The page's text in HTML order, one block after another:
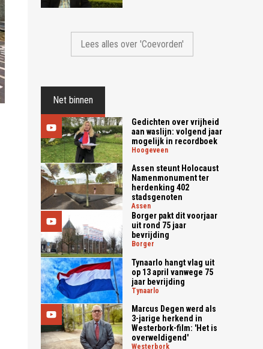
Lees alles over 'Coevorden'
Net binnen
Gedichten over vrijheid
aan waslijn: volgend jaar
mogelijk in recordboek
hoogeveen
Assen steunt Holocaust
Namenmonument ter
herdenking 402
stadsgenoten
assen
Borger pakt dit voorjaar
uit rond 75 jaar
bevrijding
borger
Tynaarlo hangt vlag uit
op 13 april vanwege 75
jaar bevrijding
tynaarlo
Marcus Degen werd als
3-jarige herkend in
Westerbork-film: 'Het is
overweldigend'
westerbork